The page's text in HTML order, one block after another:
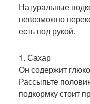
Натуральные
невозможно
есть под рукой.
1. Сахар
Он содержит
Рассыпьте
подкормку стоит